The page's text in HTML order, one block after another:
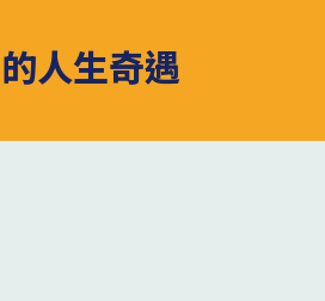
人生奇遇